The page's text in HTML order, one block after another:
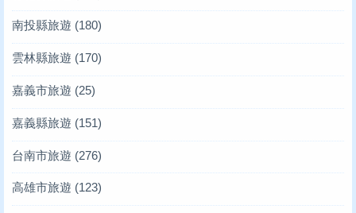
南投縣旅遊 (180)
雲林縣旅遊 (170)
嘉義市旅遊 (25)
嘉義縣旅遊 (151)
台南市旅遊 (276)
高雄市旅遊 (123)